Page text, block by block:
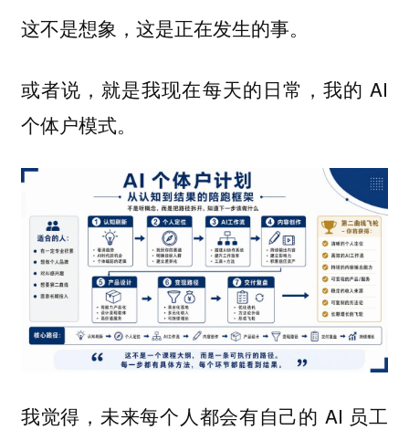
这不是想象，这是正在发生的事。
或者说，就是我现在每天的日常，我的 AI
个体户模式。
我觉得，未来每个人都会有自己的 AI 员工